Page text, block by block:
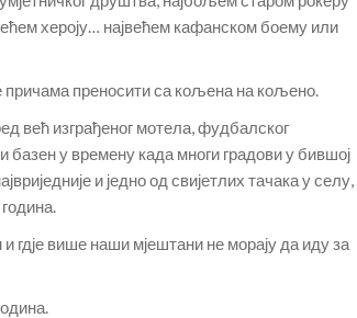
хероју… највећем кафанском боему или
причама преносити са кољена на кољено.
већ изграђеног мотела, фудбалског
у времену када многи градови у бившој
и једно од свијетлих тачака у селу,
гдје више наши мјештани не морају да иду за